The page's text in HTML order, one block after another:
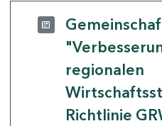
regionalen
Richtlinie